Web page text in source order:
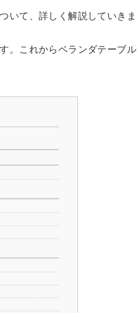
いて、詳しく解説していきま
。これからベランダテーブル